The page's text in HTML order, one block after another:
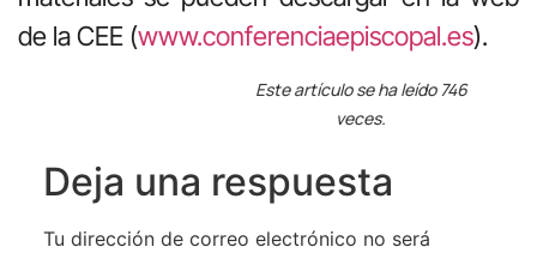
de la CEE (www.conferenciaepiscopal.es).
Este artículo se ha leído 746
veces.
Deja una respuesta
Tu dirección de correo electrónico no será